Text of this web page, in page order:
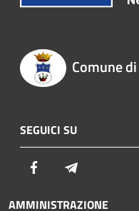
Comune
SEGUICI SU
Facebook
AMMINISTRAZIONE